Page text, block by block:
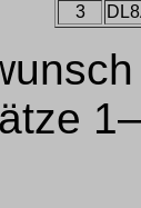
3